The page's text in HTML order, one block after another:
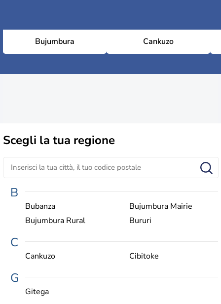
Bujumbura Cankuzo
Scegli la tua regione
B
Bubanza
Bujumbura Mairie
Bujumbura Rural
Bururi
C
Cankuzo Cibitoke
G
Gitega